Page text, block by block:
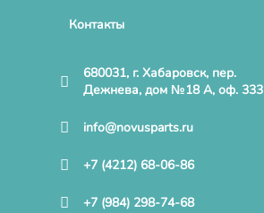
Контакты
680031, г. Хабаровск, пер.
Дежнева, дом №18 А, оф. 333
info@novusparts.ru
+7 (4212) 68-06-86
+7 (984) 298-74-68